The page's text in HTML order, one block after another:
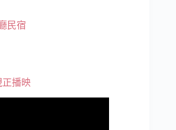
民宿
正播映